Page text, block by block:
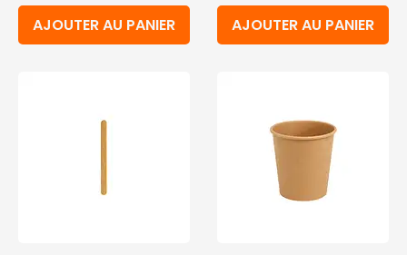
AJOUTER AU PANIER AJOUTER AU PANIER